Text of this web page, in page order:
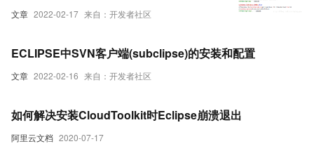
文章 2022-02-17 来自：开发者社区
文章 2022-02-16 来自：开发者社区
ECLIPSE中SVN客户端(subclipse)的安装和配置
阿里云文档 2020-07-17
如何解决安装CloudToolkit时Eclipse崩溃退出